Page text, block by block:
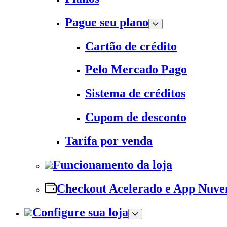
Pague seu plano
Cartão de crédito
Pelo Mercado Pago
Sistema de créditos
Cupom de desconto
Tarifa por venda
Funcionamento da loja
Checkout Acelerado e App
Configure sua loja